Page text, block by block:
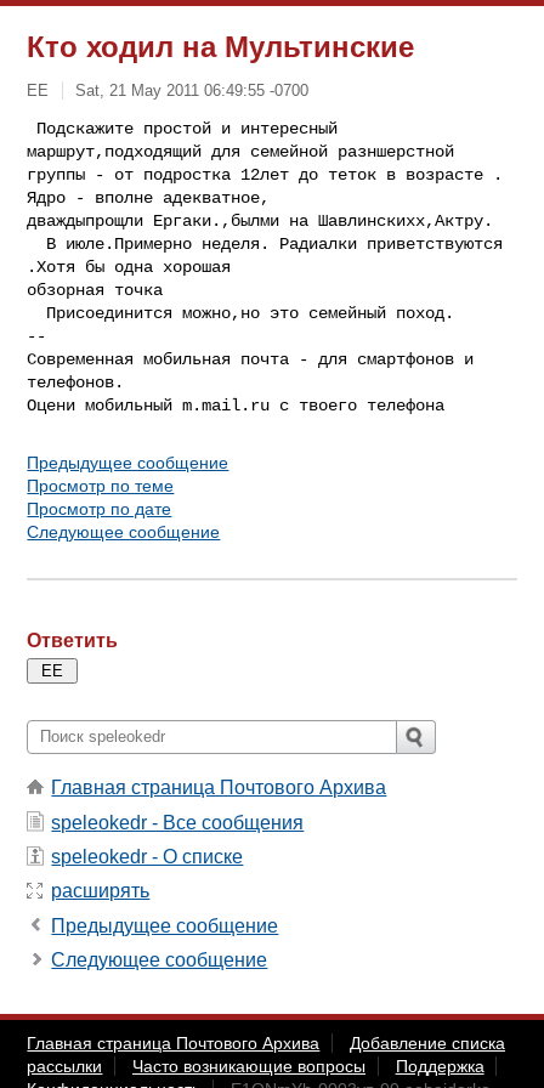
Кто ходил на Мультинские
ЕE Sat, 21 May 2011 06:49:55 -0700
Подскажите простой и интересный
маршрут,подходящий для семейной разншерстной
группы - от подростка 12лет до теток в возрасте .
Ядро - вполне адекватное,
дваждыпрощли Ергаки.,былми на Шавлинскихх,Актру.
В июле.Примерно неделя. Радиалки приветствуются
.Хотя бы одна хорошая
обзорная точка
Присоединится можно,но это семейный поход.
--
Современная мобильная почта - для смартфонов и
телефонов.
Предыдущее сообщение
Просмотр по теме
Просмотр по дате
Следующее сообщение
Ответить
Главная страница Почтового Архива
speleokedr - Все сообщения
speleokedr - О списке
расширять
Предыдущее сообщение
Следующее сообщение
Главная страница Почтового Архива
Добавление списка
рассылки
Часто возникающие вопросы
Поддержка